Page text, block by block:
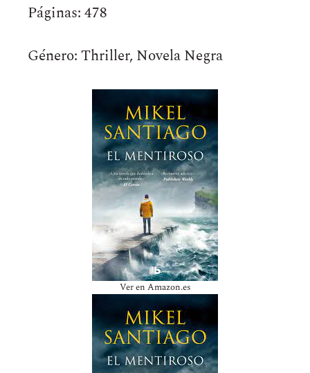
Páginas: 478
Género: Thriller, Novela Negra
Ver en Amazon.es